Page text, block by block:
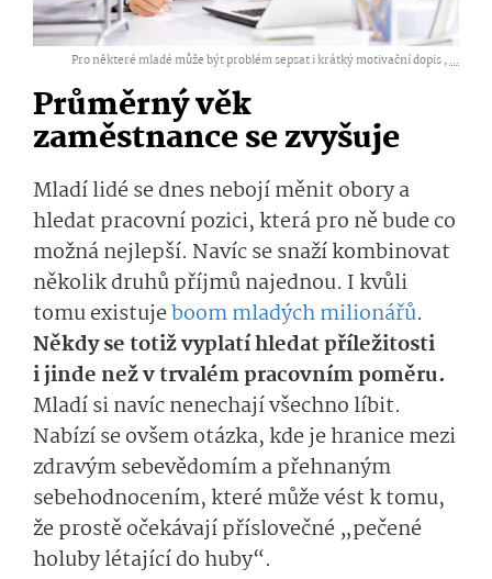
Pro některé mladé může být problém sepsat i krátký motivační dopis ,...
Průměrný věk
zaměstnance se zvyšuje
Mladí lidé se dnes nebojí měnit obory a
hledat pracovní pozici, která pro ně bude co
možná nejlepší. Navíc se snaží kombinovat
několik druhů příjmů najednou. I kvůli
tomu existujeboom mladých milionářů.
Někdy se totiž vyplatí hledat příležitosti
i jinde než v trvalém pracovním poměru.
Mladí si navíc nenechají všechno líbit.
Nabízí se ovšem otázka, kde je hranice mezi
zdravým sebevědomím a přehnaným
sebehodnocením, které může vést k tomu,
že prostě očekávají příslovečné „pečené
holuby létající do huby“.